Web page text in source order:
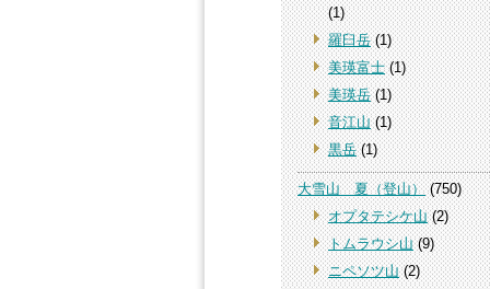
(1)
羅臼岳(1)
美瑛富士(1)
美瑛岳(1)
音江山(1)
黒岳(1)
大雪山 夏（登山）(750)
オプタテシケ山(2)
トムラウシ山(9)
ニペソツ山(2)